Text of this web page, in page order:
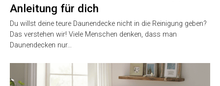
Anleitung für dich
Du willst deine teure Daunendecke nicht in die Reinigung geben?
Das verstehen wir! Viele Menschen denken, dass man
Daunendecken nur…